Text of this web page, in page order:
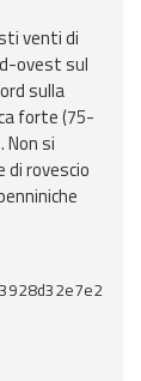
venti di
ovest sul
sulla
forte (75-
si
rovescio